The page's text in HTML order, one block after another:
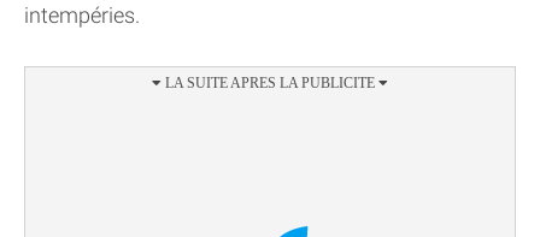
intempéries.